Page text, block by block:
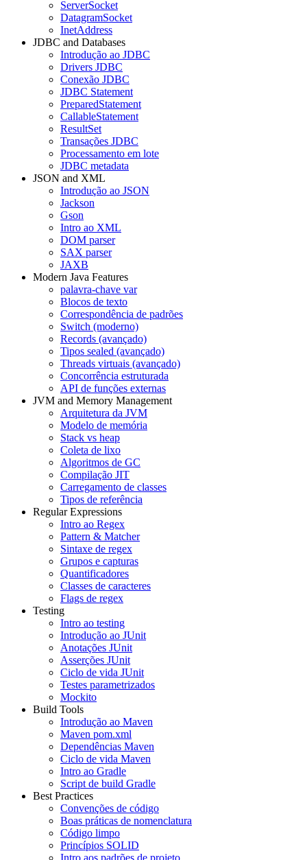
ServerSocket
DatagramSocket
InetAddress
JDBC and Databases
Introdução ao JDBC
Drivers JDBC
Conexão JDBC
JDBC Statement
PreparedStatement
CallableStatement
ResultSet
Transações JDBC
Processamento em lote
JDBC metadata
JSON and XML
Introdução ao JSON
Jackson
Gson
Intro ao XML
DOM parser
SAX parser
JAXB
Modern Java Features
palavra-chave var
Blocos de texto
Correspondência de padrões
Switch (moderno)
Records (avançado)
Tipos sealed (avançado)
Threads virtuais (avançado)
Concorrência estruturada
API de funções externas
JVM and Memory Management
Arquitetura da JVM
Modelo de memória
Stack vs heap
Coleta de lixo
Algoritmos de GC
Compilação JIT
Carregamento de classes
Tipos de referência
Regular Expressions
Intro ao Regex
Pattern & Matcher
Sintaxe de regex
Grupos e capturas
Quantificadores
Classes de caracteres
Flags de regex
Testing
Intro ao testing
Introdução ao JUnit
Anotações JUnit
Asserções JUnit
Ciclo de vida JUnit
Testes parametrizados
Mockito
Build Tools
Introdução ao Maven
Maven pom.xml
Dependências Maven
Ciclo de vida Maven
Intro ao Gradle
Script de build Gradle
Best Practices
Convenções de código
Boas práticas de nomenclatura
Código limpo
Princípios SOLID
Intro aos padrões de projeto